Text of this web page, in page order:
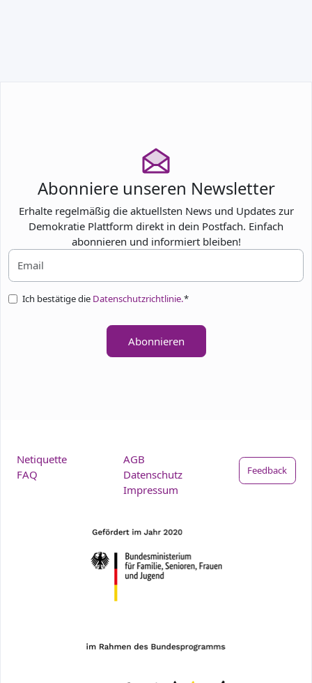
Abonniere unseren Newsletter
Erhalte regelmäßig die aktuellsten News und Updates zur
Demokratie Plattform direkt in dein Postfach. Einfach
abonnieren und informiert bleiben!
Ich bestätige die Datenschutzrichtlinie.*
Abonnieren
Netiquette
FAQ
AGB
Datenschutz
Impressum
Feedback